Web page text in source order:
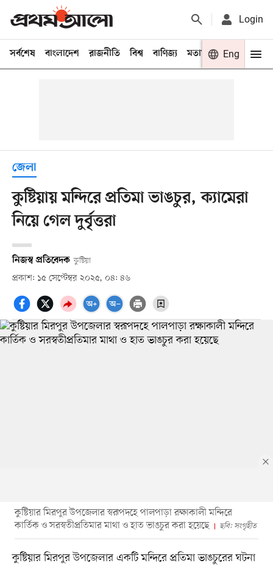
Login
সর্বশেষ বাংলাদেশ রাজনীতি বিশ্ব বাণিজ্য মতামত খেলা
Eng
জেলা
কুষ্টিয়ায় মন্দিরে প্রতিমা ভাঙচুর, ক্যামেরা
নিয়ে গেল দুর্বৃত্তরা
নিজস্ব প্রতিবেদক কুষ্টিয়া
প্রকাশ: ১৫ সেপ্টেম্বর ২০২৫, ০৪: ৪৬
কুষ্টিয়ার মিরপুর উপজেলার স্বরূপদহে পালপাড়া রক্ষাকালী মন্দিরে
কার্তিক ও সরস্বতীপ্রতিমার মাথা ও হাত ভাঙচুর করা হয়েছে
ছবি: সংগৃহীত
কুষ্টিয়ার মিরপুর উপজেলার একটি মন্দিরে প্রতিমা ভাঙচুরের ঘটনা